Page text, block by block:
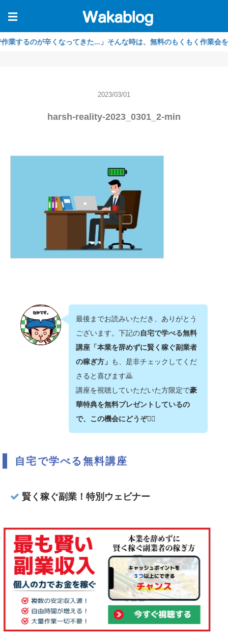
☰
辛くなってきた...」そんな時は、無料のもくもく作業会をご利用
2023/03/01
harsh-reality-2023_0301_2-min
最後までお読みいただき、ありがとう
ございます。下記の自宅で学べる無料
講座「本業を辞めずに賢く稼ぐ副業者
の稼ぎ方」 も、是非チェックしてくだ
さると喜びます🙇‍
講座を視聴していただいた方限定で豪
華特典を無料プレゼントしているの
で、この機会にどうぞ💁‍♂️
自宅で学べる無料講座
賢く稼ぐ副業！特別ウェビナー